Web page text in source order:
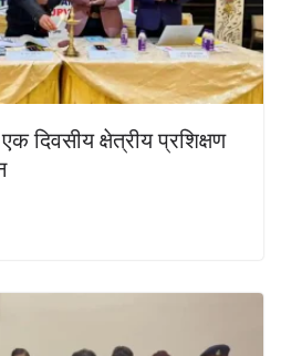
दिवसीय क्षेत्रीय प्रशिक्षण